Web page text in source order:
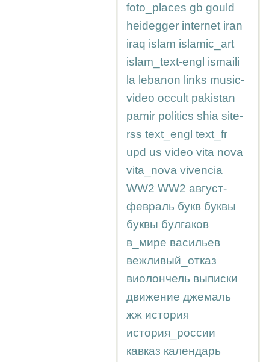
foto_places gb gould
heidegger internet iran
iraq islam islamic_art
islam_text-engl ismaili
la lebanon links music-
video occult pakistan
pamir politics shia site-
rss text_engl text_fr
upd us video vita nova
vita_nova vivencia
WW2 WW2 август-
февраль букв буквы
буквы булгаков
в_мире васильев
вежливый_отказ
виолончель выписки
движение джемаль
жж история
история_россии
кавказ календарь